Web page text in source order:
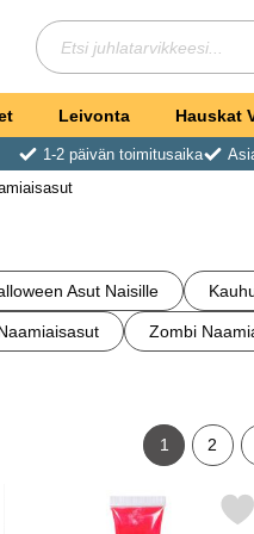
Hae
Leivonta Hauskat
1-2 päivän toimitusaika
Asut Naisille
Zombi
1
2
suosikiksi
Merkitse punainen